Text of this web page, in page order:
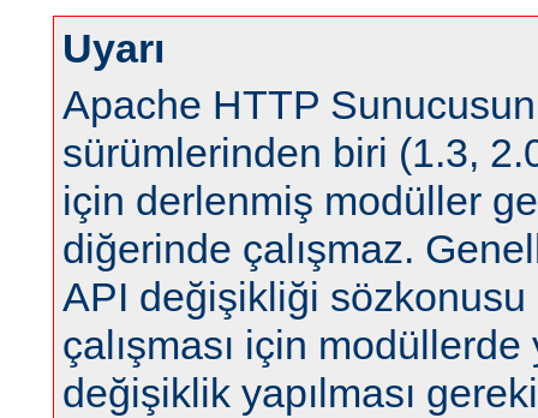
Uyarı
Apache HTTP
sürümlerinden biri (1.3,
için derlenmiş modüller
diğerinde çalışmaz.
API değişikliği
çalışması için
değişiklik yapılması